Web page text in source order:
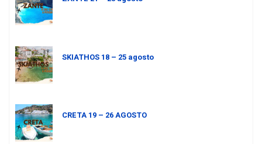
SKIATHOS 18 – 25 agosto
CRETA 19 – 26 AGOSTO